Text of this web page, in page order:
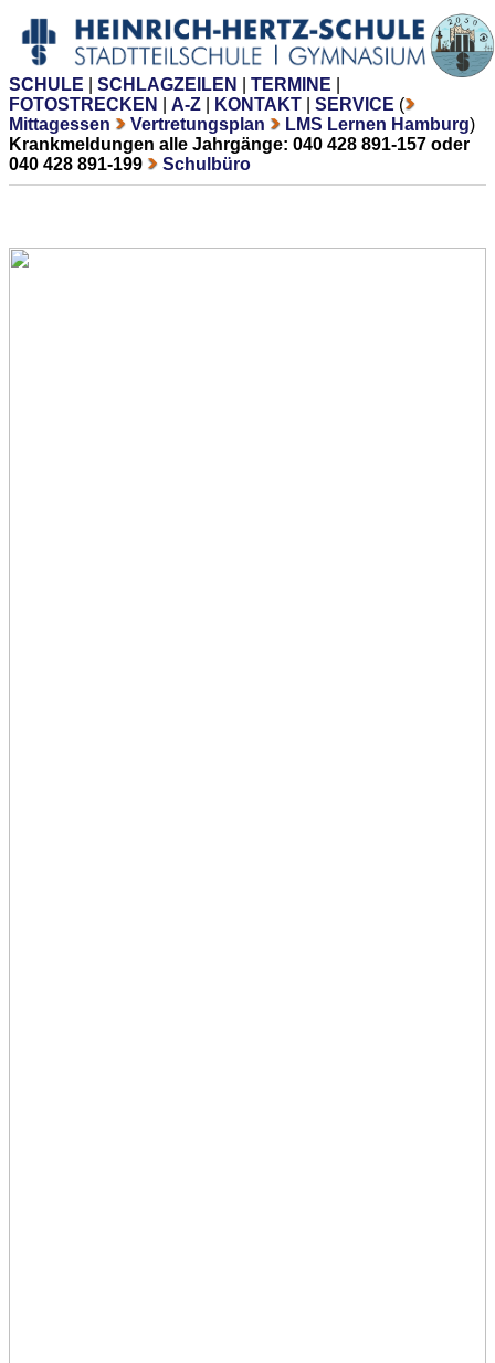
SCHULE SCHLAGZEILEN TERMINE
FOTOSTRECKEN
A-Z KONTAKT SERVICE (
Mittagessen
Vertretungsplan LMS Lernen Hamburg)
Krankmeldungen alle Jahrgänge: 040 428 891-157 oder
040 428 891-199
Schulbüro